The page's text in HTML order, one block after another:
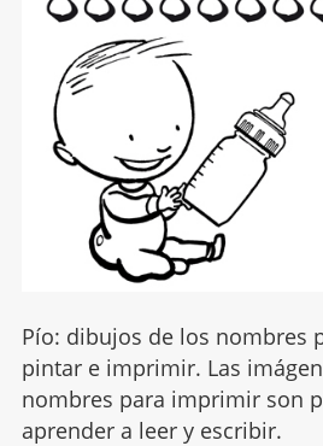
Pío: dibujos de los nombres
pintar e imprimir. Las
nombres para imprimir son
aprender a leer y escribir.